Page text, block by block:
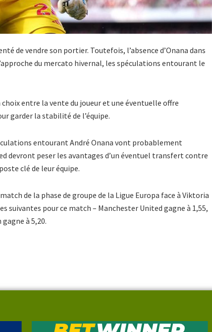
de vendre son portier. Toutefois, l’absence d’Onana dans
du mercato hivernal, les spéculations entourant le
entre la vente du joueur et une éventuelle offre
garder la stabilité de l’équipe.
entourant André Onana vont probablement
devront peser les avantages d’un éventuel transfert contre
clé de leur équipe.
de la phase de groupe de la Ligue Europa face à Viktoria
suivantes pour ce match – Manchester United gagne à 1,55,
à 5,20.